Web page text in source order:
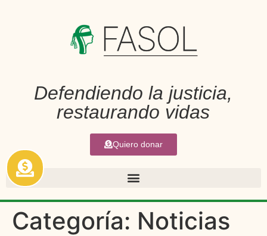
Defendiendo la justicia,
restaurando vidas
Quiero donar
Categoría: Noticias